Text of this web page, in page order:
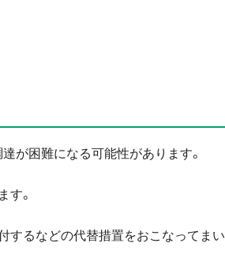
が困難になる可能性があります。
す。
するなどの代替措置をおこなってまい